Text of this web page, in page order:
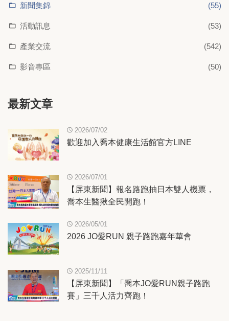
新聞集錦 (55)
活動訊息 (53)
產業交流 (542)
影音專區 (50)
最新文章
2026/07/02
歡迎加入喬本健康生活館官方LINE
2026/07/01
【屏東新聞】報名路跑抽日本雙人機票，
喬本生醫揪全民開跑！
2026/05/01
2026 JO愛RUN 親子路跑嘉年華會
2025/11/11
【屏東新聞】「喬本JO愛RUN親子路跑
賽」三千人活力齊跑！